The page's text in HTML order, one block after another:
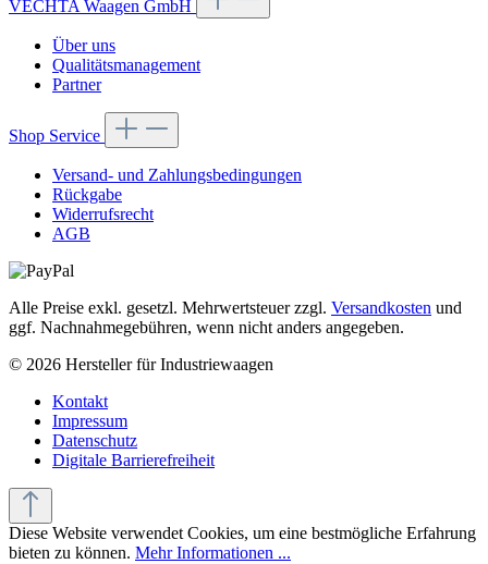
VECHTA Waagen GmbH
Über uns
Qualitätsmanagement
Partner
Shop Service
Versand- und Zahlungsbedingungen
Rückgabe
Widerrufsrecht
AGB
Alle Preise exkl. gesetzl. Mehrwertsteuer zzgl. Versandkosten und
ggf. Nachnahmegebühren, wenn nicht anders angegeben.
© 2026 Hersteller für Industriewaagen
Kontakt
Impressum
Datenschutz
Digitale Barrierefreiheit
Diese Website verwendet Cookies, um eine bestmögliche Erfahrung
bieten zu können. Mehr Informationen ...